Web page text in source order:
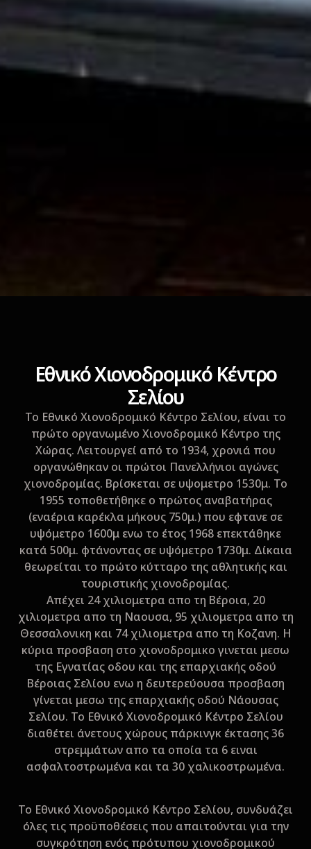
Eθνικό Xιονοδρομικό Κέντρο
Σελίου
Το Εθνικό Χιονοδρομικό Κέντρο Σελίου, είναι το
πρώτο οργανωμένο Χιονοδρομικό Κέντρο της
Χώρας. Λειτουργεί από το 1934, χρονιά που
οργανώθηκαν οι πρώτοι Πανελλήνιοι αγώνες
χιονοδρομίας. Βρίσκεται σε υψομετρο 1530μ. Το
1955 τοποθετήθηκε ο πρώτος αναβατήρας
(εναέρια καρέκλα μήκους 750μ.) που εφτανε σε
υψόμετρο 1600μ ενω το έτος 1968 επεκτάθηκε
κατά 500μ. φτάνοντας σε υψόμετρο 1730μ. Δίκαια
θεωρείται το πρώτο κύτταρο της αθλητικής και
τουριστικής χιονοδρομίας.
Απέχει 24 χιλιομετρα απο τη Βέροια, 20
χιλιομετρα απο τη Ναουσα, 95 χιλιομετρα απο τη
Θεσσαλονικη και 74 χιλιομετρα απο τη Κοζανη. Η
κύρια προσβαση στο χιονοδρομικο γινεται μεσω
της Εγνατίας οδου και της επαρχιακής οδού
Βέροιας Σελίου ενω η δευτερεύουσα προσβαση
γίνεται μεσω της επαρχιακής οδού Νάουσας
Σελίου. Το Εθνικό Χιονοδρομικό Κέντρο Σελίου
διαθέτει άνετους χώρους πάρκινγκ έκτασης 36
στρεμμάτων απο τα οποία τα 6 ειναι
ασφαλτοστρωμένα και τα 30 χαλικοστρωμένα.
Το Εθνικό Χιονοδρομικό Κέντρο Σελίου, συνδυάζει
όλες τις προϋποθέσεις που απαιτούνται για την
συγκρότηση ενός πρότυπου χιονοδρομικού